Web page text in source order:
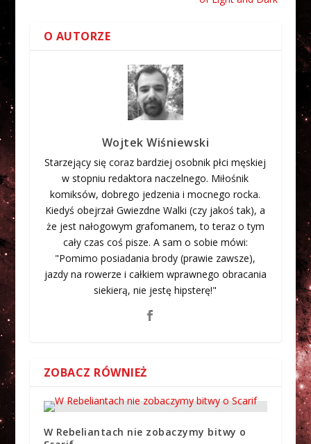
O AUTORZE
Wojtek Wiśniewski
Starzejący się coraz bardziej osobnik płci męskiej
w stopniu redaktora naczelnego. Miłośnik
komiksów, dobrego jedzenia i mocnego rocka.
Kiedyś obejrzał Gwiezdne Walki (czy jakoś tak), a
że jest nałogowym grafomanem, to teraz o tym
cały czas coś pisze. A sam o sobie mówi:
"Pomimo posiadania brody (prawie zawsze),
jazdy na rowerze i całkiem wprawnego obracania
siekierą, nie jestę hipsterę!"
ZOBACZ RÓWNIEŻ
W Rebeliantach nie zobaczymy bitwy o